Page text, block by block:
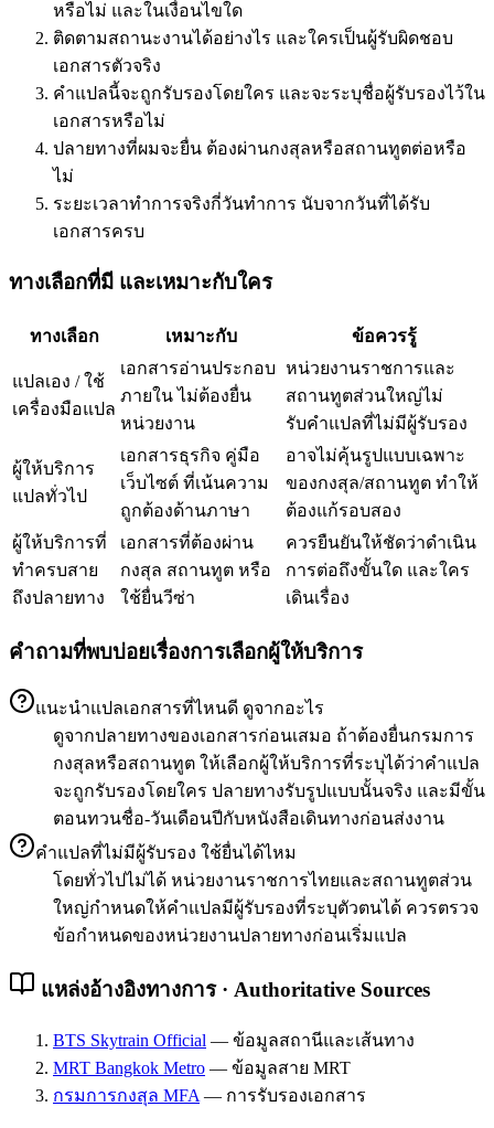
หรือไม่ และในเงื่อนไขใด
ติดตามสถานะงานได้อย่างไร และใครเป็นผู้รับผิดชอบ
เอกสารตัวจริง
คำแปลนี้จะถูกรับรองโดยใคร และจะระบุชื่อผู้รับรองไว้ใน
เอกสารหรือไม่
ปลายทางที่ผมจะยื่น ต้องผ่านกงสุลหรือสถานทูตต่อหรือ
ไม่
ระยะเวลาทำการจริงกี่วันทำการ นับจากวันที่ได้รับ
เอกสารครบ
ทางเลือกที่มี และเหมาะกับใคร
ทางเลือก เหมาะกับ ข้อควรรู้
แปลเอง / ใช้
เครื่องมือแปล
เอกสารอ่านประกอบ
ภายใน ไม่ต้องยื่น
หน่วยงาน
หน่วยงานราชการและ
สถานทูตส่วนใหญ่ไม่
รับคำแปลที่ไม่มีผู้รับรอง
ผู้ให้บริการ
แปลทั่วไป
เอกสารธุรกิจ คู่มือ
เว็บไซต์ ที่เน้นความ
ถูกต้องด้านภาษา
อาจไม่คุ้นรูปแบบเฉพาะ
ของกงสุล/สถานทูต ทำให้
ต้องแก้รอบสอง
ผู้ให้บริการที่
ทำครบสาย
ถึงปลายทาง
เอกสารที่ต้องผ่าน
กงสุล สถานทูต หรือ
ใช้ยื่นวีซ่า
ควรยืนยันให้ชัดว่าดำเนิน
การต่อถึงขั้นใด และใคร
เดินเรื่อง
คำถามที่พบบ่อยเรื่องการเลือกผู้ให้บริการ
แนะนำแปลเอกสารที่ไหนดี ดูจากอะไร
ดูจากปลายทางของเอกสารก่อนเสมอ ถ้าต้องยื่นกรมการ
กงสุลหรือสถานทูต ให้เลือกผู้ให้บริการที่ระบุได้ว่าคำแปล
จะถูกรับรองโดยใคร ปลายทางรับรูปแบบนั้นจริง และมีขั้น
ตอนทวนชื่อ-วันเดือนปีกับหนังสือเดินทางก่อนส่งงาน
คำแปลที่ไม่มีผู้รับรอง ใช้ยื่นได้ไหม
โดยทั่วไปไม่ได้ หน่วยงานราชการไทยและสถานทูตส่วน
ใหญ่กำหนดให้คำแปลมีผู้รับรองที่ระบุตัวตนได้ ควรตรวจ
ข้อกำหนดของหน่วยงานปลายทางก่อนเริ่มแปล
แหล่งอ้างอิงทางการ · Authoritative Sources
BTS Skytrain Official — ข้อมูลสถานีและเส้นทาง
MRT Bangkok Metro — ข้อมูลสาย MRT
กรมการกงสุล MFA — การรับรองเอกสาร